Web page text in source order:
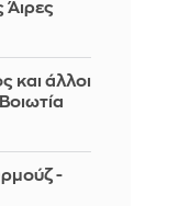
Άιρες
και άλλοι
-